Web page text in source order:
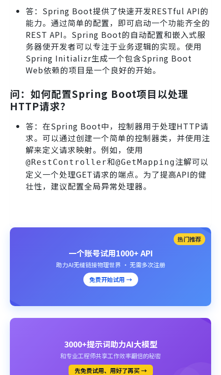
答：Spring Boot提供了快速开发RESTful API的
能力。通过简单的配置，即可启动一个功能齐全的
REST API。Spring Boot的自动配置和嵌入式服
务器使开发者可以专注于业务逻辑的实现。使用
Spring Initializr生成一个包含Spring Boot
Web依赖的项目是一个良好的开始。
问：如何配置Spring Boot项目以处理
HTTP请求？
答：在Spring Boot中，控制器用于处理HTTP请
求。可以通过创建一个简单的控制器类，并使用注
解来定义请求映射。例如，使用
@RestController和@GetMapping注解可以
定义一个处理GET请求的端点。为了提高API的健
壮性，建议配置全局异常处理器。
热门推荐
一个账号试用1000+ API
助力AI无缝链接物理世界 · 无需多次注册
免费开始试用 →
3000+提示词助力AI大模型
和专业工程师共享工作效率翻倍的秘密
先免费试用、用好了再买 →